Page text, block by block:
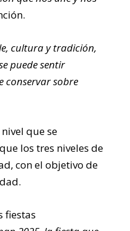
cultura y tradición,
puede sentir
conservar sobre
que se
los tres niveles de
con el objetivo de
fiestas